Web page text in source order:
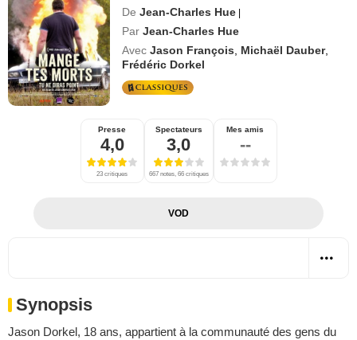
De Jean-Charles Hue |
Par Jean-Charles Hue
Avec Jason François Michaël Dauber,
Frédéric Dorkel
Presse
4,0
23 critiques
Spectateurs
3,0
667 notes, 66 critiques
Mes amis
--
VOD
Synopsis
Jason Dorkel, 18 ans, appartient à la communauté des gens du